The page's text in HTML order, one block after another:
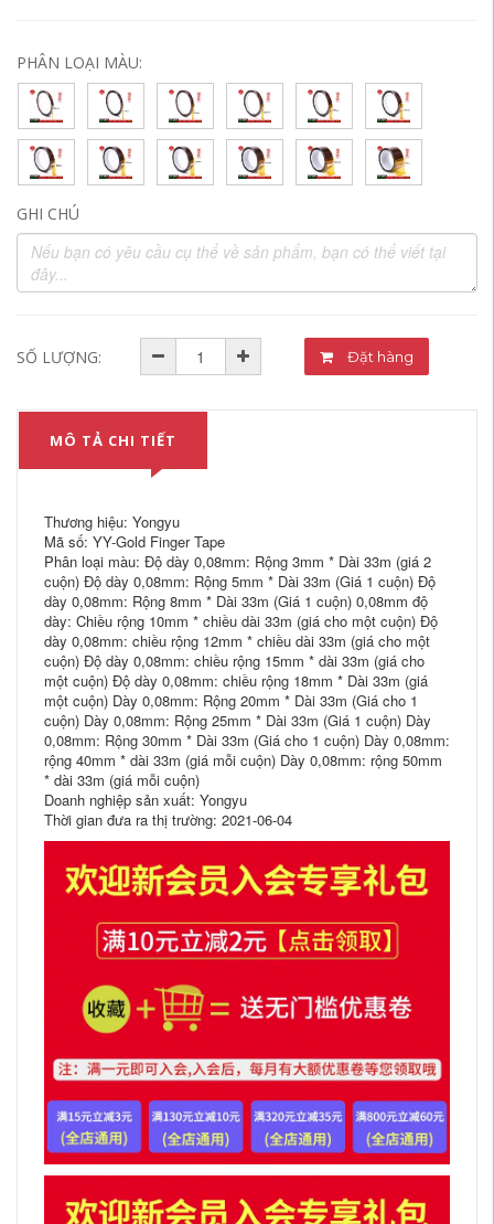
PHÂN LOẠI MÀU:
GHI CHÚ
SỐ LƯỢNG: Đặt hàng
MÔ TẢ CHI TIẾT
Thương hiệu: Yongyu
Mã số: YY-Gold Finger Tape
Phân loại màu: Độ dày 0,08mm: Rộng 3mm * Dài 33m (giá 2
cuộn) Độ dày 0,08mm: Rộng 5mm * Dài 33m (Giá 1 cuộn) Độ
dày 0,08mm: Rộng 8mm * Dài 33m (Giá 1 cuộn) 0,08mm độ
dày: Chiều rộng 10mm * chiều dài 33m (giá cho một cuộn) Độ
dày 0,08mm: chiều rộng 12mm * chiều dài 33m (giá cho một
cuộn) Độ dày 0,08mm: chiều rộng 15mm * dài 33m (giá cho
một cuộn) Độ dày 0,08mm: chiều rộng 18mm * Dài 33m (giá
một cuộn) Dày 0,08mm: Rộng 20mm * Dài 33m (Giá cho 1
cuộn) Dày 0,08mm: Rộng 25mm * Dài 33m (Giá 1 cuộn) Dày
0,08mm: Rộng 30mm * Dài 33m (Giá cho 1 cuộn) Dày 0,08mm:
rộng 40mm * dài 33m (giá mỗi cuộn) Dày 0,08mm: rộng 50mm
* dài 33m (giá mỗi cuộn)
Doanh nghiệp sản xuất: Yongyu
Thời gian đưa ra thị trường: 2021-06-04